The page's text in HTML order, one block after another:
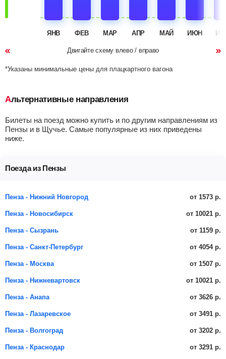
ЯНВ ФЕВ МАР АПР МАЙ ИЮН
Двигайте схему влево / вправо
*Указаны минимальные цены для плацкартного вагона
Альтернативные направления
Билеты на поезд можно купить и по другим направлениям из
Пензы и в Щучье. Самые популярные из них приведены
ниже.
Поезда из Пензы
Пенза - Нижний Новгород от 1573 р.
Пенза - Новосибирск от 10021 р.
Пенза - Сызрань от 1159 р.
Пенза - Санкт-Петербург от 4054 р.
Пенза - Москва от 1507 р.
Пенза - Нижневартовск от 10021 р.
Пенза - Анапа от 3626 р.
Пенза - Лазаревское от 3491 р.
Пенза - Волгоград от 3202 р.
Пенза - Краснодар от 3291 р.